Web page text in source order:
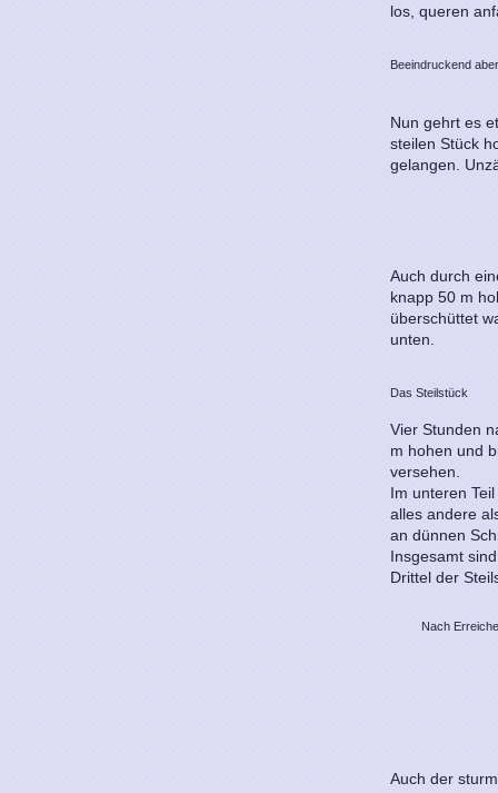
los, queren
Beeindruckend
Nun gehrt es
steilen Stück
gelangen.
Auch durch
knapp 50 m
überschüttet
unten.
Das Steilstück
Vier Stunden
m hohen und
versehen.
Im unteren
alles andere
an dünnen
Insgesamt
Drittel der
Nach
Auch der